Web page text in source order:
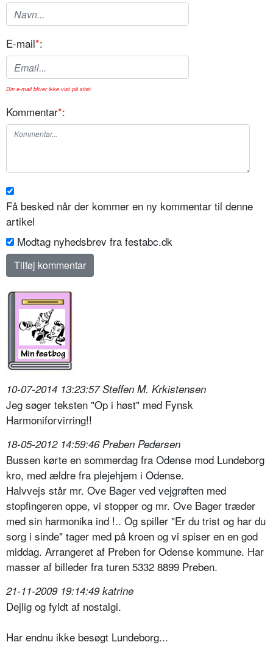
E-mail*:
Din e-mail bliver ikke vist på sitet.
Kommentar*:
Få besked når der kommer en ny kommentar til denne
artikel
Modtag nyhedsbrev fra festabc.dk
10-07-2014 13:23:57 Steffen M. Krkistensen
Jeg søger teksten "Op i høst" med Fynsk
Harmoniforvirring!!
18-05-2012 14:59:46 Preben Pedersen
Bussen kørte en sommerdag fra Odense mod Lundeborg
kro, med ældre fra plejehjem i Odense.
Halvvejs står mr. Ove Bager ved vejgrøften med
stopfingeren oppe, vi stopper og mr. Ove Bager træder
med sin harmonika ind !.. Og spiller "Er du trist og har du
sorg i sinde" tager med på kroen og vi spiser en en god
middag. Arrangeret af Preben for Odense kommune. Har
masser af billeder fra turen 5332 8899 Preben.
21-11-2009 19:14:49 katrine
Dejlig og fyldt af nostalgi.
Har endnu ikke besøgt Lundeborg...